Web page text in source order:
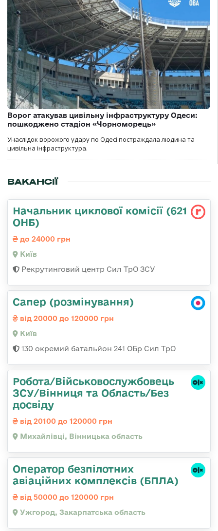
Ворог атакував цивільну інфраструктуру Одеси:
пошкоджено стадіон «Чорноморець»
Унаслідок ворожого удару по Одесі постраждала людина та
цивільна інфраструктура.
ВАКАНСІЇ
Начальник циклової комісії (621
ОНБ)
до 24000 грн
Київ
Рекрутинговий центр Сил ТрО ЗСУ
Сапер (розмінування)
від 20000 до 120000 грн
Київ
130 окремий батальйон 241 ОБр Сил ТрО
Робота/Військовослужбовець
ЗСУ/Вінниця та Область/Без
досвіду
від 20100 до 120000 грн
Михайлівці, Вінницька область
Оператор безпілотних
авіаційних комплексів (БПЛА)
від 50000 до 120000 грн
Ужгород, Закарпатська область